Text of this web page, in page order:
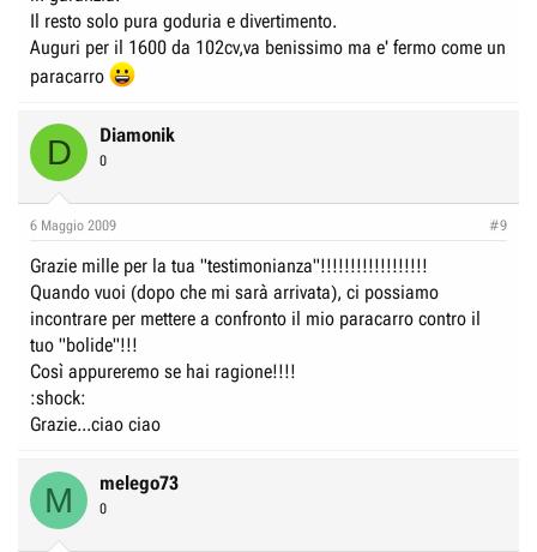
Il resto solo pura goduria e divertimento.
Auguri per il 1600 da 102cv,va benissimo ma e' fermo come un
paracarro
D Diamonik
0
6 Maggio 2009 #9
Grazie mille per la tua "testimonianza"!!!!!!!!!!!!!!!!!!
Quando vuoi (dopo che mi sarà arrivata), ci possiamo
incontrare per mettere a confronto il mio paracarro contro il
tuo "bolide"!!!
Così appureremo se hai ragione!!!!
:shock:
Grazie...ciao ciao
M melego73
0